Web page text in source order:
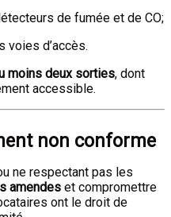
de fumée et de CO;
voies d’accès.
moins deux sorties, dont
accessible.
non conforme
ne respectant pas les
amendes et compromettre
ont le droit de